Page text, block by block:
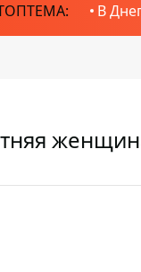
В